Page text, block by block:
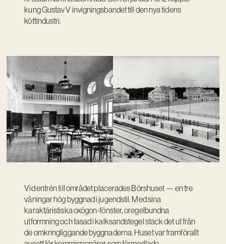
Kreativ utveckling
kung Gustav V invigningsbandet till den nya tidens
köttindustri.
Vid entrén till området placerades Börshuset — en tre
våningar hög byggnad i jugendstil. Med sina
karaktäristiska oxögon-fönster, oregelbundna
utformning och fasad i kalksandstegel stack det ut från
de omkringliggande byggnaderna. Huset var framförallt